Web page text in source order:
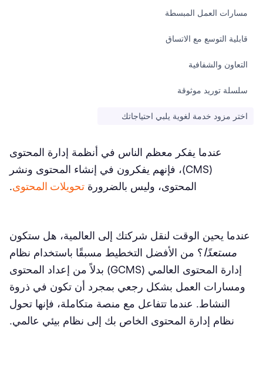
مسارات العمل المبسطة
قابلية التوسع مع الاتساق
التعاون والشفافية
سلسلة توريد موثوقة
اختر مزود خدمة لغوية يلبي احتياجاتك
عندما يفكر معظم الناس في أنظمة إدارة المحتوى
(CMS)، فإنهم يفكرون في إنشاء المحتوى ونشر
المحتوى، وليس بالضرورة تحويلات المحتوى.
عندما يحين الوقت لنقل شركتك إلى العالمية، هل ستكون
مستعدًا؟ من الأفضل التخطيط مسبقًا باستخدام نظام
إدارة المحتوى العالمي (GCMS) بدلاً من إعداد المحتوى
ومسارات العمل بشكل رجعي بمجرد أن تكون في ذروة
النشاط. عندما تتفاعل مع منصة متكاملة، فإنها تحول
نظام إدارة المحتوى الخاص بك إلى نظام بيئي عالمي.